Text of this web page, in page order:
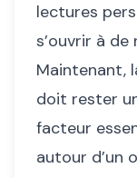
lectures
s’ouvrir à de
Maintenant,
doit rester
facteur
autour d’un